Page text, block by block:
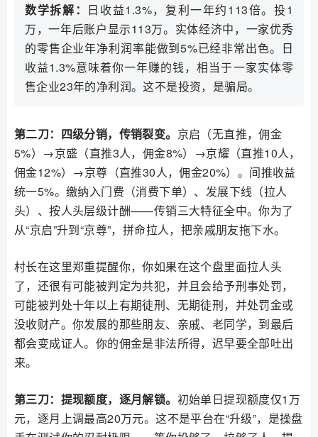
数学拆解： 日收益1.3%，复利一年约113倍。投1
万，一年后账户显示113万。实体经济中，一家优秀
的零售企业年净利润率能做到5%已经非常出色。日
收益1.3%意味着你一年赚的钱，相当于一家实体零
售企业23年的净利润。这不是投资，是骗局。
第二刀：四级分销，传销裂变。 京启（无直推，佣金
5%）→京盛（直推3人，佣金8%）→京耀（直推10人，
佣金12%）→京尊（直推30人，佣金20%）。间推收益
统一5%。缴纳入门费（消费下单）、发展下线（拉人
头）、按人头层级计酬——传销三大特征全中。你为了
从“京启”升到“京尊”，拼命拉人，把亲戚朋友拖下水。
村长在这里郑重提醒你，你如果在这个盘里面拉人头
了，还很有可能被判定为共犯，并且会给予刑事处罚，
可能被判处十年以上有期徒刑、无期徒刑，并处罚金或
没收财产。你发展的那些朋友、亲戚、老同学，到最后
都会变成证人。你的佣金是非法所得，迟早要全部吐出
来。
第三刀：提现额度，逐月解锁。 初始单日提现额度仅1万
元，逐月上调最高20万元。这不是平台在“升级”，是操盘